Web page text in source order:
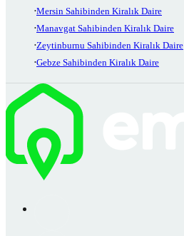
Mersin Sahibinden Kiralık Daire
Manavgat Sahibinden Kiralık Daire
Zeytinburnu Sahibinden Kiralık Daire
Gebze Sahibinden Kiralık Daire